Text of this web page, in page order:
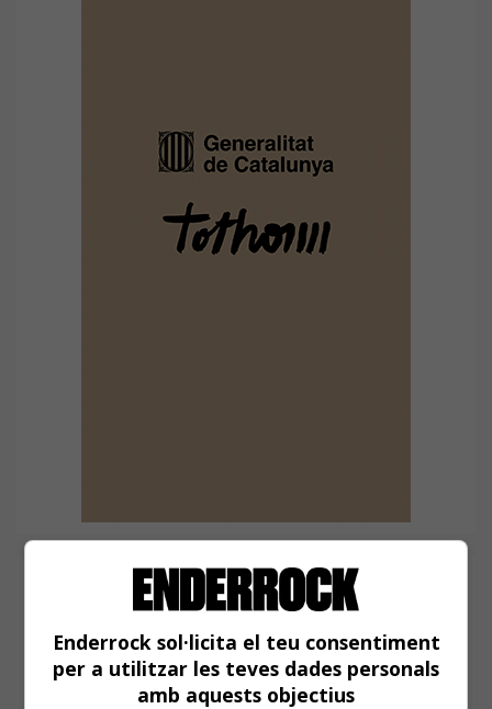
Enderrock sol·licita el teu consentiment
per a utilitzar les teves dades personals
amb aquests objectius